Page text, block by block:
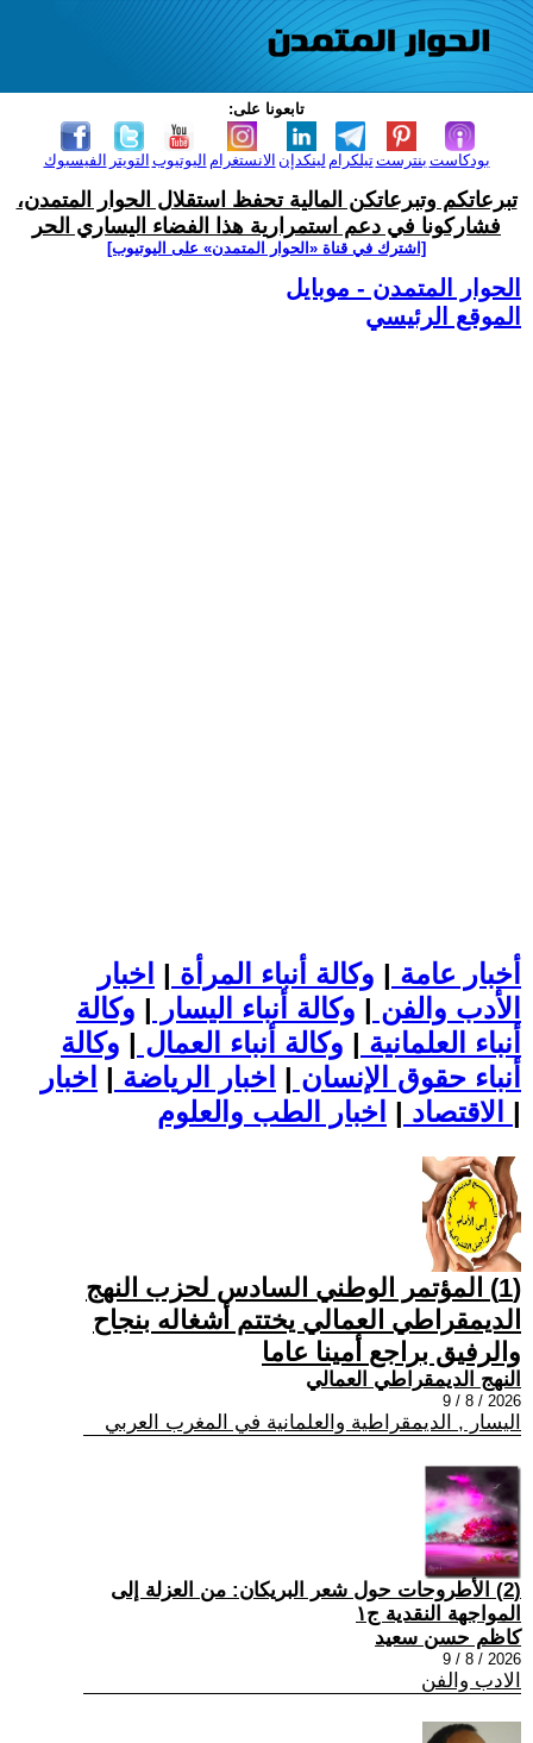
تابعونا على:
الفيسبوك التويتر اليوتيوب الانستغرام لينكدإن تيلكرامبنترست بودكاست
تبرعاتكم وتبرعاتكن المالية تحفظ استقلال الحوار المتمدن،
فشاركونا في دعم استمرارية هذا الفضاء اليساري الحر
[اشترك في قناة ‫«الحوار المتمدن» على اليوتيوب]
الحوار المتمدن - موبايل
الموقع الرئيسي
أخبار عامة | وكالة أنباء المرأة | اخبار
الأدب والفن | وكالة أنباء اليسار | وكالة
أنباء العلمانية | وكالة أنباء العمال | وكالة
أنباء حقوق الإنسان | اخبار الرياضة | اخبار
الاقتصاد | |
(1) المؤتمر الوطني السادس لحزب النهج
الديمقراطي العمالي يختتم أشغاله بنجاح
والرفيق براجع أمينا عاما
النهج الديمقراطي العمالي
2026 / 8 / 9
اليسار , الديمقراطية والعلمانية في المغرب العربي
(2) الأطروحات حول شعر البريكان: من العزلة إلى
المواجهة النقدية ج١
كاظم حسن سعيد
2026 / 8 / 9
الادب والفن